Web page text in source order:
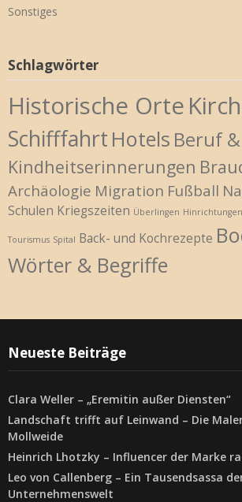
Sonstiges
Schlagwörter
Historische Orte
Schifffahrt Hotels Beruf
Kindheitserinnerungen
Archäologie Migration Fußball
Schulen Kriegszeiten Überlingen Hinrichtungen
Tourismus Spital Back- und Kochrezepte
Wörter & Begriffe
Neueste Beiträge
Clara Weller – „Eremitin außer Diensten“
Landschaft trifft auf Leinwand – Die
Mollweide
Heinrich Lhotzky – Influencer der Marke
Leo von Callenberg – Ein Tausendsassa
Unternehmenswelt